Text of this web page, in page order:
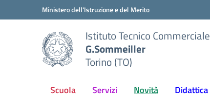
Vai ai contenuti
Vai al menu di navigazioneMinistero dell'Istruzione e del Merito
Istituto Tecnico Commerciale
G.Sommeiller
Torino (TO)
Scuola Servizi Novità Didattica